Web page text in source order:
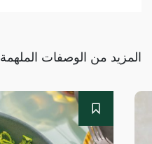
المزيد من الوصفات الملهمة